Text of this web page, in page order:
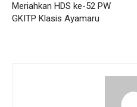
Meriahkan HDS ke-52 PW
GKITP Klasis Ayamaru